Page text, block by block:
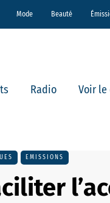
Mode Beauté
Radio Voir
EMISSIONS